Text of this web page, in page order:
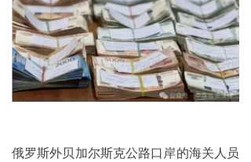
俄罗斯外贝加尔斯克公路口岸的海关人员